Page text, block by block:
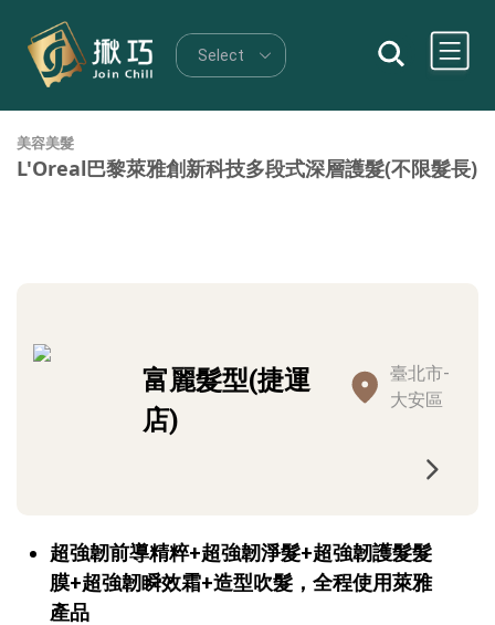
美容美髮
L'Oreal巴黎萊雅創新科技多段式深層護髮(不限髮長)
富麗髮型(捷運
店)
臺北市-
大安區
超強韌前導精粹+超強韌淨髮+超強韌護髮髮
膜+超強韌瞬效霜+造型吹髮，全程使用萊雅
產品